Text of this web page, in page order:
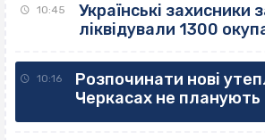
10:45
Українські захисники
ліквідували 1300
10:16
Розпочинати нові
Черкасах не планують